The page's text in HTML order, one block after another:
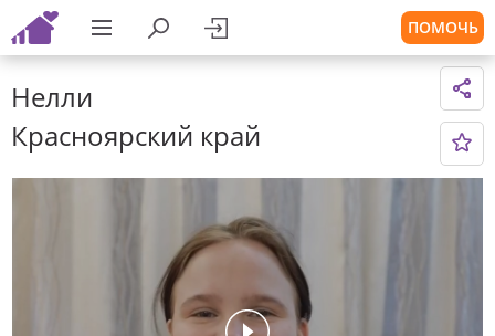
ПОМОЧЬ
Нелли
Красноярский край